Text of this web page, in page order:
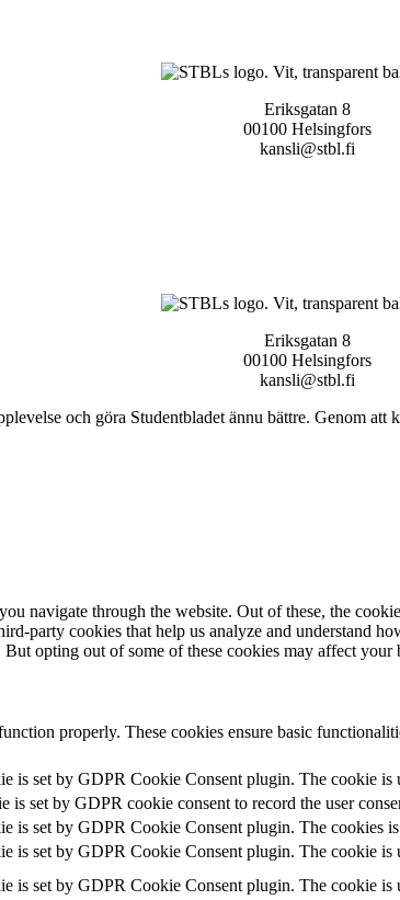
Eriksgatan 8
00100 Helsingfors
kansli@stbl.fi
Eriksgatan 8
00100 Helsingfors
kansli@stbl.fi
och göra Studentbladet ännu bättre. Genom
navigate through the website. Out of these, the
party cookies that help us analyze and understand
opting out of some of these cookies may affect your
properly. These cookies ensure basic
is set by GDPR Cookie Consent plugin. The cookie
is set by GDPR cookie consent to record the user
is set by GDPR Cookie Consent plugin. The cookies
is set by GDPR Cookie Consent plugin. The cookie is
is set by GDPR Cookie Consent plugin. The cookie is